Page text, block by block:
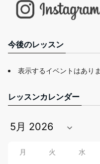
今後のレッスン
表示するイベントはありま
レッスンカレンダー
月 火 水